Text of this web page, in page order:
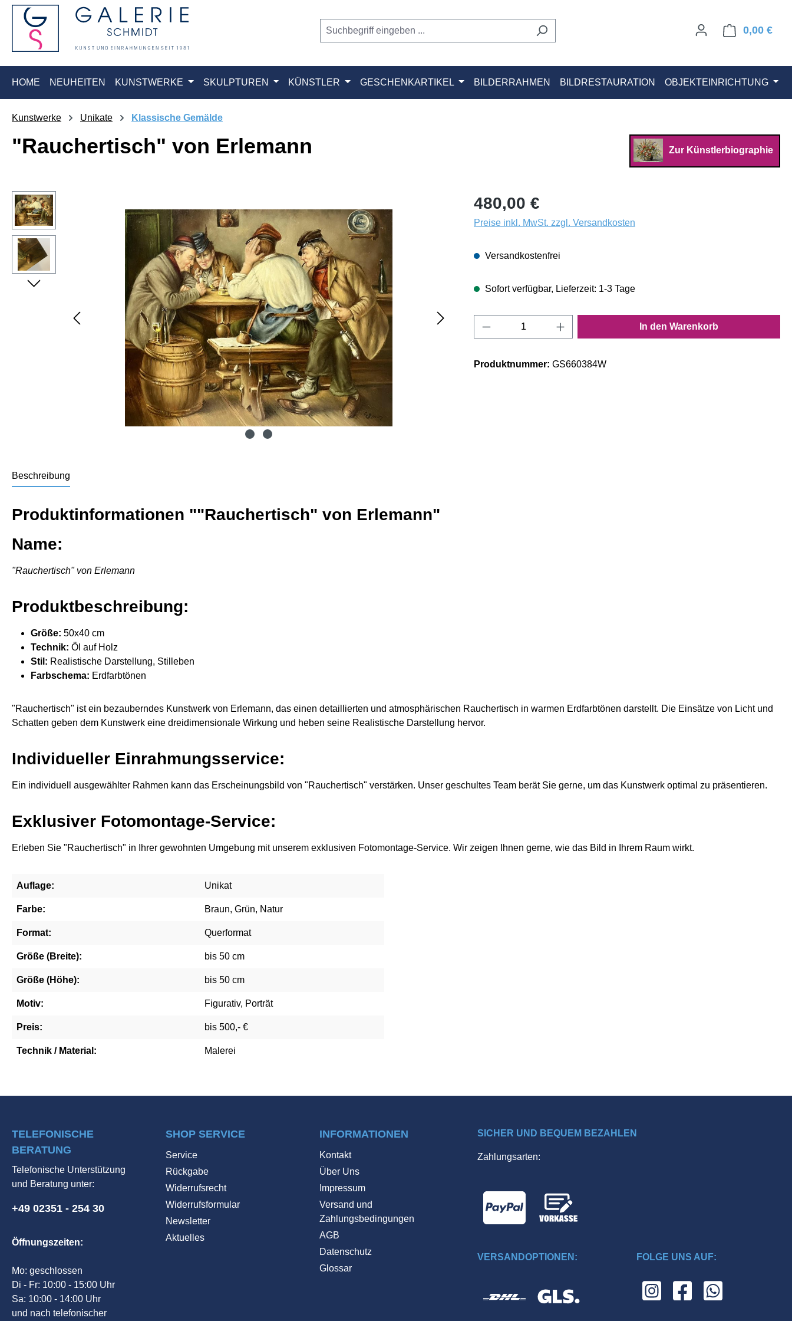
Zur Hauptnavigation springen
0,00 €
HOME NEUHEITEN KUNSTWERKE SKULPTUREN KÜNSTLER GESCHENKARTIKEL BILDERRAHMEN BILDRESTAURATION OBJEKTEINRICHTUNG
Kunstwerke Unikate Klassische Gemälde
"Rauchertisch" von Erlemann Zur Künstlerbiographie
Bildergalerie überspringen 480,00 €
Preise inkl. MwSt. zzgl. Versandkosten
Versandkostenfrei
Sofort verfügbar, Lieferzeit: 1-3 Tage
Produkt Anzahl: Gib den gewünschten Wert ein
In den Warenkorb
Produktnummer: GS660384W
Beschreibung
Produktinformationen ""Rauchertisch" von Erlemann"
Name:
"Rauchertisch" von Erlemann
Produktbeschreibung:
Größe: 50x40 cm
Technik: Öl auf Holz
Stil: Realistische Darstellung, Stilleben
Farbschema: Erdfarbtönen
"Rauchertisch" ist ein bezauberndes Kunstwerk von Erlemann, das einen detaillierten und atmosphärischen Rauchertisch in warmen Erdfarbtönen darstellt. Die Einsätze von Licht und
Schatten geben dem Kunstwerk eine dreidimensionale Wirkung und heben seine Realistische Darstellung hervor.
Individueller Einrahmungsservice:
Ein individuell ausgewählter Rahmen kann das Erscheinungsbild von "Rauchertisch" verstärken. Unser geschultes Team berät Sie gerne, um das Kunstwerk optimal zu präsentieren.
Exklusiver Fotomontage-Service:
Erleben Sie "Rauchertisch" in Ihrer gewohnten Umgebung mit unserem exklusiven Fotomontage-Service. Wir zeigen Ihnen gerne, wie das Bild in Ihrem Raum wirkt.
Auflage: Unikat
Farbe: Braun, Grün, Natur
Format: Querformat
Größe (Breite): bis 50 cm
Größe (Höhe): bis 50 cm
Motiv: Figurativ, Porträt
Preis: bis 500,- €
Technik / Material: Malerei
TELEFONISCHE
BERATUNG
Telefonische Unterstützung
und Beratung unter:
+49 02351 - 254 30
Öffnungszeiten:
Mo: geschlossen
Di - Fr: 10:00 - 15:00 Uhr
Sa: 10:00 - 14:00 Uhr
und nach telefonischer
SHOP SERVICE
Service
Rückgabe
Widerrufsrecht
Widerrufsformular
Newsletter
Aktuelles
INFORMATIONEN
Kontakt
Über Uns
Impressum
Versand und
Zahlungsbedingungen
AGB
Datenschutz
Glossar
SICHER UND BEQUEM BEZAHLEN
Zahlungsarten:
VERSANDOPTIONEN: FOLGE UNS AUF: